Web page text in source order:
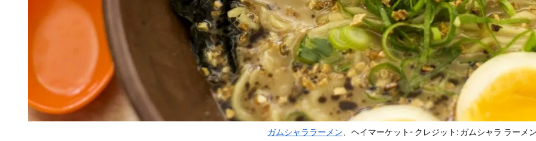
ガムシャララーメン、ヘイマーケット- クレジット: ガムシャラ ラーメ